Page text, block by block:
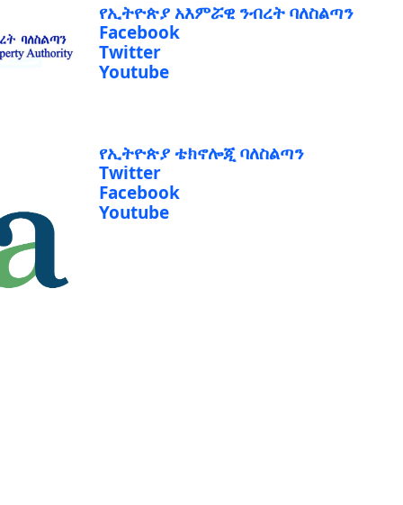
የኢትዮጵያ አእምሯዊ ንብረት ባለስልጣን
Facebook
Twitter
Youtube
የኢትዮጵያ ቴክኖሎጂ ባለስልጣን
Twitter
Facebook
Youtube